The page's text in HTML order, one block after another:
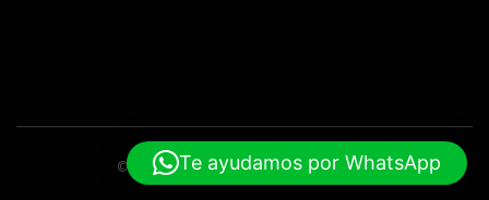
© 2019-2024 Enersys. Hecho por ELPW
Te ayudamos por WhatsApp